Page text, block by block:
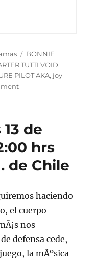
Tags
BONNIE
TUTTI VOID,
PILOT AKA, joy
on
13
abril
de
2020
de
hrs
de Chile
haciendo
el cuerpo
nos
defensa cede,
la mÃºsica